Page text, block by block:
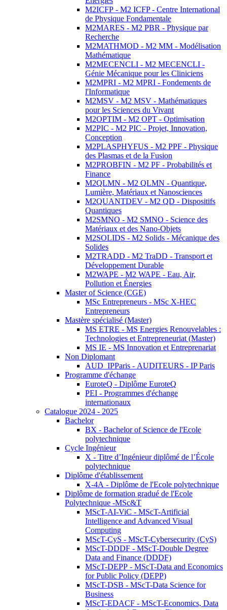
M2ICFP - M2 ICFP - Centre International
de Physique Fondamentale
M2MARES - M2 PBR - Physique par
Recherche
M2MATHMOD - M2 MM - Modélisation
Mathématique
M2MECENCLI - M2 MECENCLI -
Génie Mécanique pour les Cliniciens
M2MPRI - M2 MPRI - Fondements de
l'Informatique
M2MSV - M2 MSV - Mathématiques
pour les Sciences du Vivant
M2OPTIM - M2 OPT - Optimisation
M2PIC - M2 PIC - Projet, Innovation,
Conception
M2PLASPHYFUS - M2 PPF - Physique
des Plasmas et de la Fusion
M2PROBFIN - M2 PF - Probabilités et
Finance
M2QLMN - M2 QLMN - Quantique,
Lumière, Matériaux et Nanosciences
M2QUANTDEV - M2 QD - Dispositifs
Quantiques
M2SMNO - M2 SMNO - Science des
Matériaux et des Nano-Objets
M2SOLIDS - M2 Solids - Mécanique des
Solides
M2TRADD - M2 TraDD - Transport et
Développement Durable
M2WAPE - M2 WAPE - Eau, Air,
Pollution et Énergies
Master of Science (CGE)
MSc Entrepreneurs - MSc X-HEC
Entrepreneurs
Mastère spécialisé (Master)
MS ETRE - MS Energies Renouvelables :
Technologies et Entrepreneuriat (Master)
MS IE - MS Innovation et Entreprenariat
Non Diplomant
AUD_IPParis - AUDITEURS - IP Paris
Programme d'échange
EuroteQ - Diplôme EuroteQ
PEI - Programmes d'échange
internationaux
Catalogue 2024 - 2025
Bachelor
BX - Bachelor of Science de l'Ecole
polytechnique
Cycle Ingénieur
X - Titre d’Ingénieur diplômé de l’École
polytechnique
Diplôme d'établissement
X-4A - Diplôme de l'Ecole polytechnique
Diplôme de formation gradué de l'Ecole
Polytechnique -MSc&T
MScT-AI-ViC - MScT-Artificial
Intelligence and Advanced Visual
Computing
MScT-CyS - MScT-Cybersecurity (CyS)
MScT-DDDF - MScT-Double Degree
Data and Finance (DDDF)
MScT-DEPP - MScT-Data and Economics
for Public Policy (DEPP)
MScT-DSB - MScT-Data Science for
Business
MScT-EDACF - MScT-Economics, Data